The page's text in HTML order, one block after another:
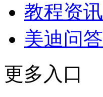
教程资讯
美迪问答
更多入口